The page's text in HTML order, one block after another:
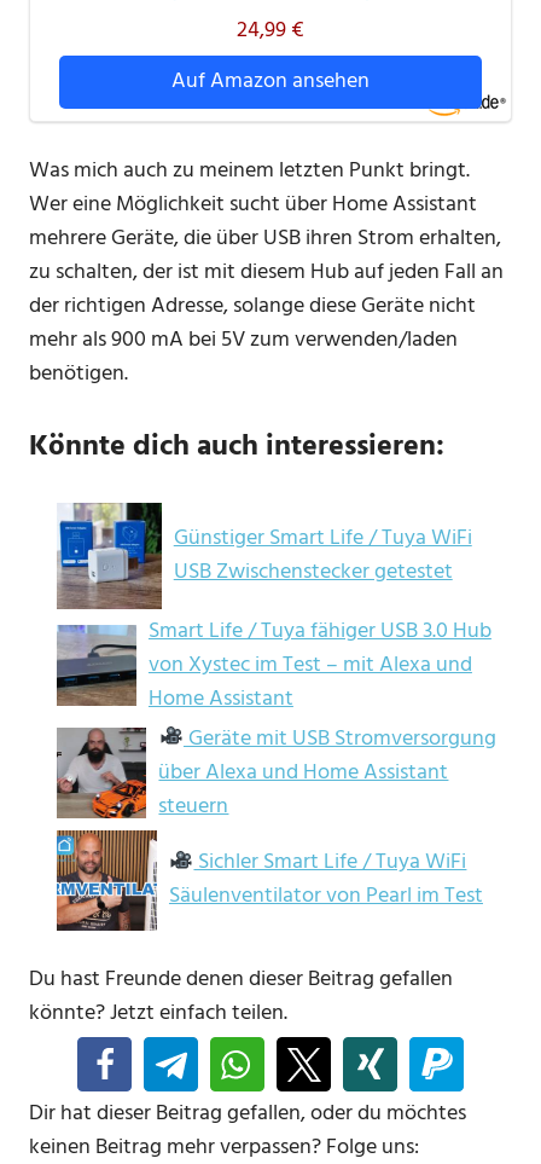
24,99 €
Auf Amazon ansehen
Was mich auch zu meinem letzten Punkt bringt.
Wer eine Möglichkeit sucht über Home Assistant
mehrere Geräte, die über USB ihren Strom erhalten,
zu schalten, der ist mit diesem Hub auf jeden Fall an
der richtigen Adresse, solange diese Geräte nicht
mehr als 900 mA bei 5V zum verwenden/laden
benötigen.
Könnte dich auch interessieren:
Günstiger Smart Life / Tuya WiFi
USB Zwischenstecker getestet
Smart Life / Tuya fähiger USB 3.0 Hub
von Xystec im Test – mit Alexa und
Home Assistant
Geräte mit USB Stromversorgung
über Alexa und Home Assistant
steuern
Sichler Smart Life / Tuya WiFi
Säulenventilator von Pearl im Test
Du hast Freunde denen dieser Beitrag gefallen
könnte? Jetzt einfach teilen.
Dir hat dieser Beitrag gefallen, oder du möchtes
keinen Beitrag mehr verpassen? Folge uns: